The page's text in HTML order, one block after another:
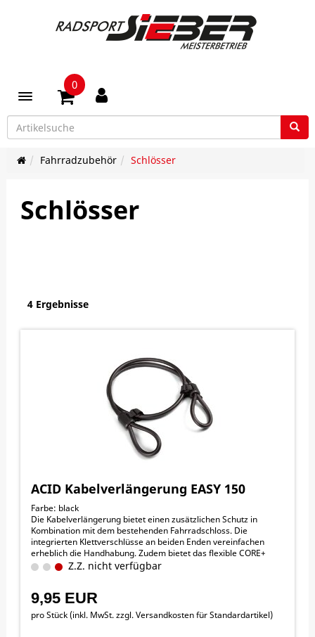
Toggle navigation
0
Fahrradzubehör Schlösser
Schlösser
4 Ergebnisse
ACID Kabelverlängerung EASY 150
Farbe: black
Die Kabelverlängerung bietet einen zusätzlichen Schutz in
Kombination mit dem bestehenden Fahrradschloss. Die
integrierten Klettverschlüsse an beiden Enden vereinfachen
erheblich die Handhabung. Zudem bietet das flexible CORE+
Stahlkabel mehr Sicherheit als die herkömmliche Variante. Der
optimale Schutz um weiter Fahrräder, Anbauteile oder Zubehör
Z.Z. nicht verfügbar
9,95 EUR
pro Stück (inkl. MwSt. zzgl.Versandkosten für Standardartikel)